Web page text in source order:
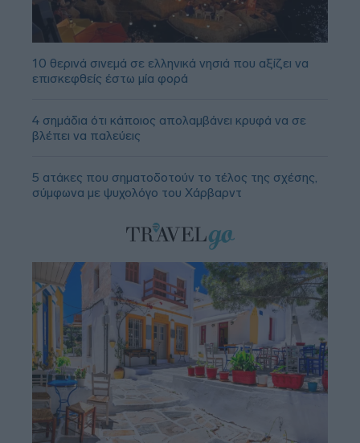
10 θερινά σινεμά σε ελληνικά νησιά που αξίζει να
επισκεφθείς έστω μία φορά
4 σημάδια ότι κάποιος απολαμβάνει κρυφά να σε
βλέπει να παλεύεις
5 ατάκες που σηματοδοτούν το τέλος της σχέσης,
σύμφωνα με ψυχολόγο του Χάρβαρντ